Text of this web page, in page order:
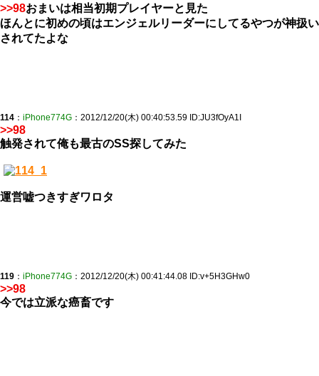
>>98おまいは相当初期プレイヤーと見た
ほんとに初めの頃はエンジェルリーダーにしてるやつが神扱い
されてたよな
114 ： iPhone774G ：2012/12/20(木) 00:40:53.59 ID:JU3fOyA1I
>>98
触発されて俺も最古のSS探してみた
運営嘘つきすぎワロタ
119 ： iPhone774G ：2012/12/20(木) 00:41:44.08 ID:v+5H3GHw0
>>98
今では立派な癌畜です